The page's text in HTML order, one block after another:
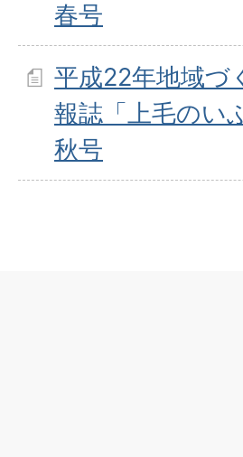
春号
平成22年地域づ
報誌「上毛のい
秋号